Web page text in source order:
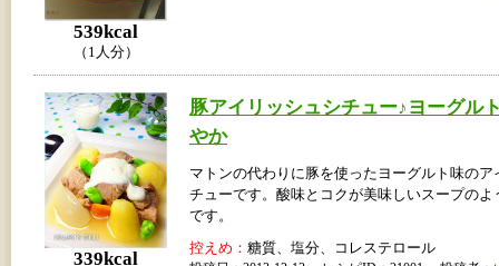
539kcal
（1人分）
339kcal
豚アイリッシュシチュー♪ヨーグル
やか
マトンの代わりに豚を使ったヨーグルト味のア
チューです。酸味とコクが美味しいスープのよ
です。
控えめ： 糖質、塩分、コレステロール